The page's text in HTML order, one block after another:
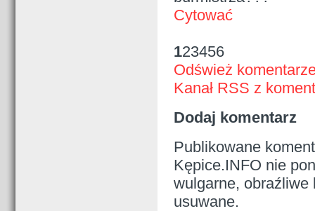
Cytować
123456
Odśwież
Kanał RSS z
Dodaj komentarz
Publikowane
Kępice.INFO nie
wulgarne, obraźliwe
usuwane.